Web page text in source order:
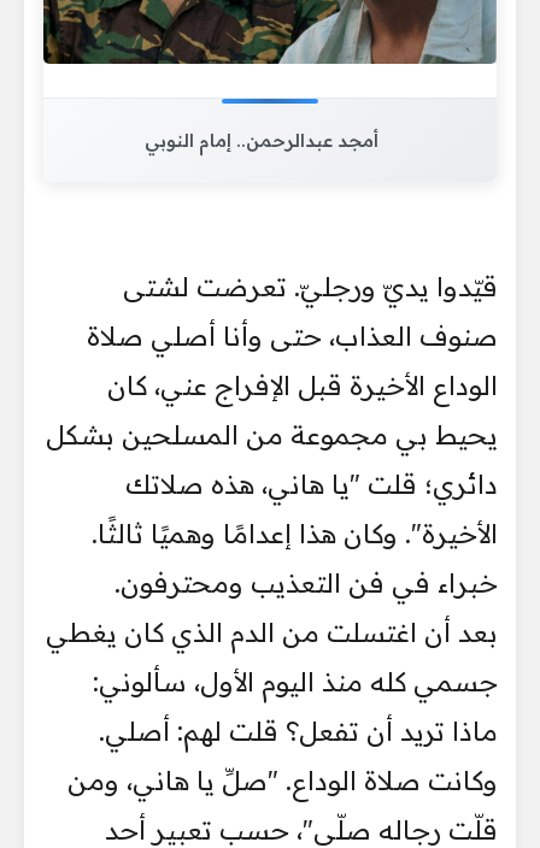
أمجد عبدالرحمن.. إمام النوبي
قيّدوا يديّ ورجليّ. تعرضت لشتى
صنوف العذاب، حتى وأنا أصلي صلاة
الوداع الأخيرة قبل الإفراج عني، كان
يحيط بي مجموعة من المسلحين بشكل
دائري؛ قلت "يا هاني، هذه صلاتك
الأخيرة". وكان هذا إعدامًا وهميًا ثالثًا.
خبراء في فن التعذيب ومحترفون.
بعد أن اغتسلت من الدم الذي كان يغطي
جسمي كله منذ اليوم الأول، سألوني:
ماذا تريد أن تفعل؟ قلت لهم: أصلي.
وكانت صلاة الوداع. "صلِّ يا هاني، ومن
قلّت رجاله صلّى"، حسب تعبير أحد